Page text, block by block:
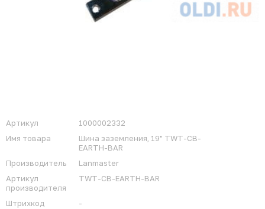
Артикул
1000002332
Имя товара
Шина заземления, 19" TWT-CB-
EARTH-BAR
Производитель
Lanmaster
Артикул
производителя
TWT-CB-EARTH-BAR
Штрихкод
-